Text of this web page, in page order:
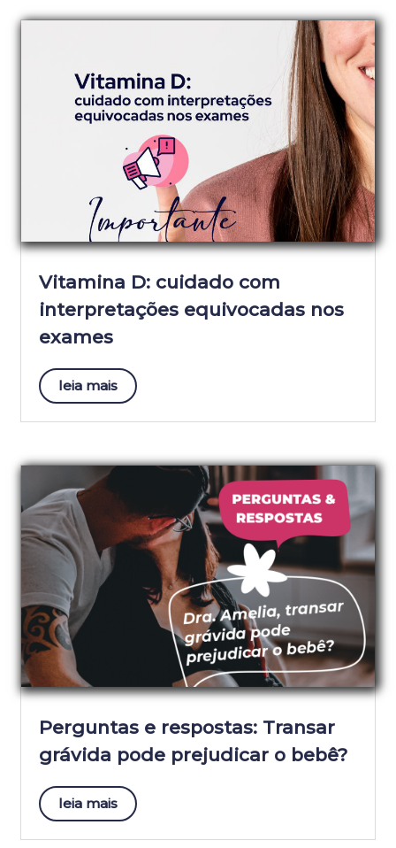
Vitamina D: cuidado com
interpretações equivocadas nos
exames
leia mais
Perguntas e respostas: Transar
grávida pode prejudicar o bebê?
leia mais